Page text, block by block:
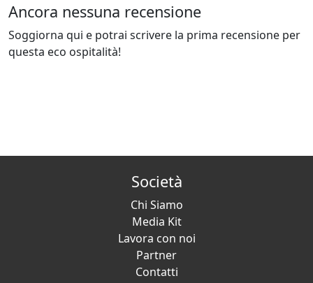
Ancora nessuna recensione
Soggiorna qui e potrai scrivere la prima recensione per
questa eco ospitalità!
Società
Chi Siamo
Media Kit
Lavora con noi
Partner
Contatti